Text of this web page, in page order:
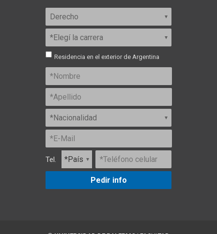
Residencia en el exterior de Argentina
Tel.
Pedir info